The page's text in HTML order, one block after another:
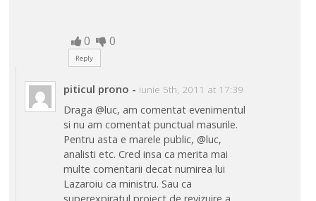
0 0
Reply
piticul prono - iunie 5th, 2011 at 17:39
Draga @luc, am comentat evenimentul
si nu am comentat punctual masurile.
Pentru asta e marele public, @luc,
analisti etc. Cred insa ca merita mai
multe comentarii decat numirea lui
Lazaroiu ca ministru. Sau ca